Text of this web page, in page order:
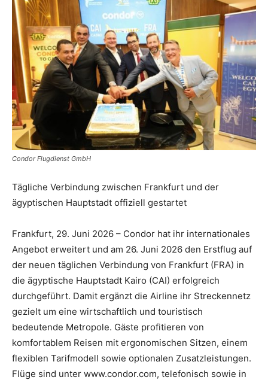
und
Reiseempfehlungen.
Condor Flugdienst GmbH
Tägliche Verbindung zwischen Frankfurt und der
ägyptischen Hauptstadt offiziell gestartet
Frankfurt, 29. Juni 2026 – Condor hat ihr internationales
Angebot erweitert und am 26. Juni 2026 den Erstflug auf
der neuen täglichen Verbindung von Frankfurt (FRA) in
die ägyptische Hauptstadt Kairo (CAI) erfolgreich
durchgeführt. Damit ergänzt die Airline ihr Streckennetz
gezielt um eine wirtschaftlich und touristisch
bedeutende Metropole. Gäste profitieren von
komfortablem Reisen mit ergonomischen Sitzen, einem
flexiblen Tarifmodell sowie optionalen Zusatzleistungen.
Flüge sind unter www.condor.com, telefonisch sowie in